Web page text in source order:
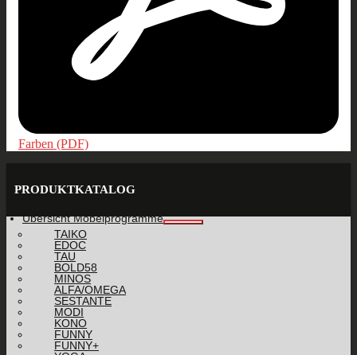
Farben (PDF)
PRODUKTKATALOG
Übersicht Möbelprogramme
TAIKO
EDOC
TAU
BOLD58
MINOS
ALFA/OMEGA
SESTANTE
MODI
KONO
FUNNY
FUNNY+